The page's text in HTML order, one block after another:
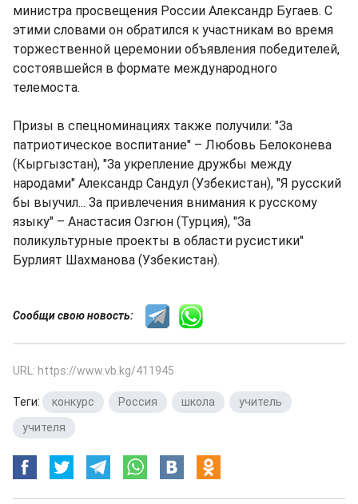
министра просвещения России Александр Бугаев. С
этими словами он обратился к участникам во время
торжественной церемонии объявления победителей,
состоявшейся в формате международного
телемоста.
Призы в спецноминациях также получили: "За
патриотическое воспитание" – Любовь Белоконева
(Кыргызстан), "За укрепление дружбы между
народами" Александр Сандул (Узбекистан), "Я русский
бы выучил... За привлечения внимания к русскому
языку" – Анастасия Озгюн (Турция), "За
поликультурные проекты в области русистики"
Бурлият Шахманова (Узбекистан).
Сообщи свою новость:
URL: https://www.vb.kg/411945
Теги: конкурс Россия школа учитель
учителя